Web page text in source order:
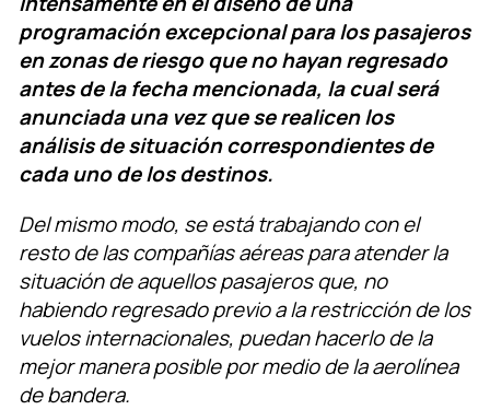
programación excepcional para los pasajeros
en zonas de riesgo que no hayan regresado
antes de la fecha mencionada, la cual será
anunciada una vez que se realicen los
análisis de situación correspondientes de
cada uno de los destinos.
Del mismo modo, se está trabajando con el
resto de las compañías aéreas para atender la
situación de aquellos pasajeros que, no
habiendo regresado previo a la restricción de los
vuelos internacionales, puedan hacerlo de la
mejor manera posible por medio de la aerolínea
de bandera.